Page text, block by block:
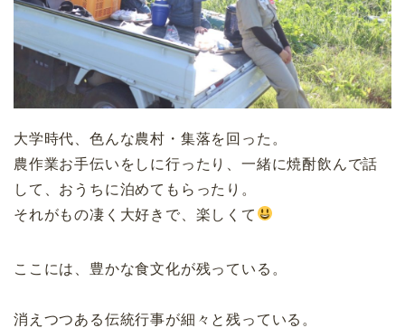
大学時代、色んな農村・集落を回った。
農作業お手伝いをしに行ったり、一緒に焼酎飲んで話
して、おうちに泊めてもらったり。
それがもの凄く大好きで、楽しくて
ここには、豊かな食文化が残っている。
消えつつある伝統行事が細々と残っている。